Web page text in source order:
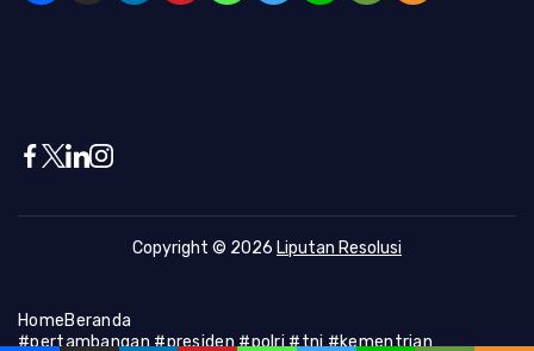
Copyright © 2026 Liputan Resolusi
HomeBeranda
#pertambangan #presiden #polri #tni #kementrian